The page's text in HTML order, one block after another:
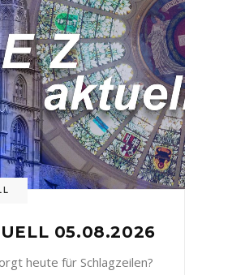
05.08.2026
heute für Schlagzeilen?